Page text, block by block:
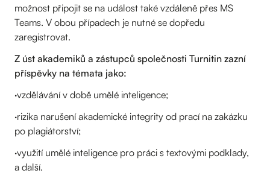
možnost připojit se na událost také vzdáleně přes MS
Teams. V obou případech je nutné se dopředu
zaregistrovat.
Z úst akademiků a zástupců společnosti Turnitin zazní
příspěvky na témata jako:
·vzdělávání v době umělé inteligence;
·rizika narušení akademické integrity od prací na zakázku
po plagiátorství;
·využití umělé inteligence pro práci s textovými podklady,
a další.